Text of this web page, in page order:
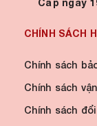
Cấp ngày
CHÍNH SÁCH
Chính sách
Chính sách
Chính sách